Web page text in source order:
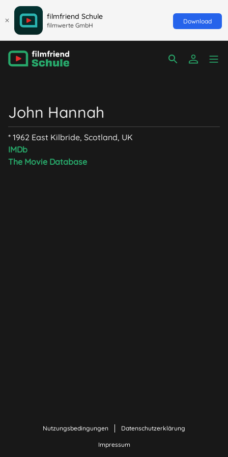
filmfriend Schule
filmwerte GmbH
Download
John Hannah
* 1962 East Kilbride, Scotland, UK
IMDb
The Movie Database
Nutzungsbedingungen Datenschutzerklärung
Impressum